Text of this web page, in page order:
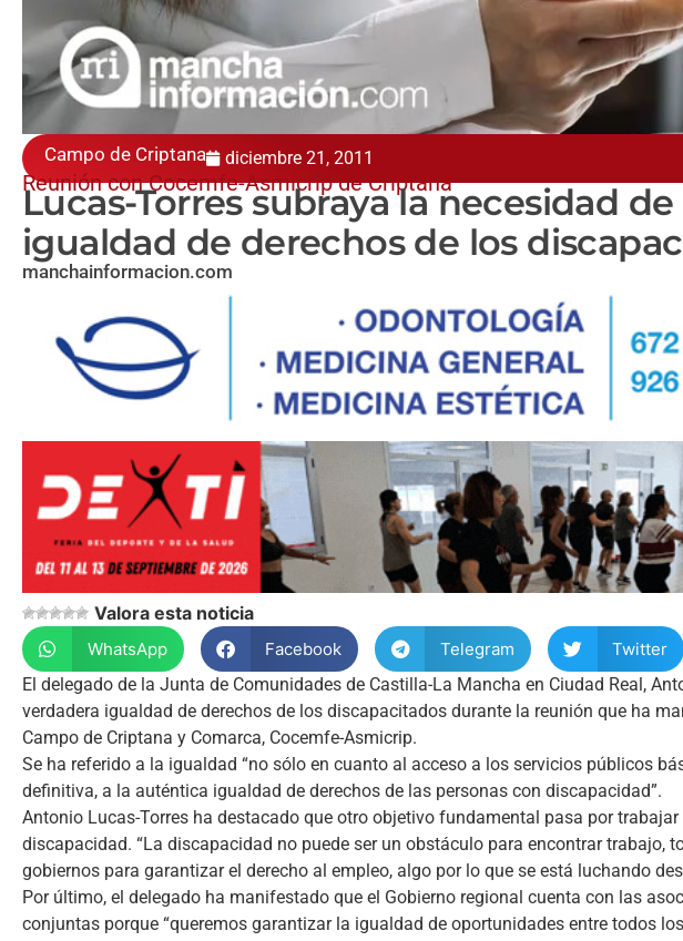
Campo de Criptana diciembre 21, 2011
Reunión con Cocemfe-Asmicrip de Criptana
Lucas-Torres subraya la necesidad
igualdad de derechos de los
manchainformacion.com
Valora esta noticia
WhatsApp Facebook Telegram Twitter
El delegado de la Junta de Comunidades de Castilla-La Mancha en Ciudad Real,
verdadera igualdad de derechos de los discapacitados durante la reunión que ha
Campo de Criptana y Comarca, Cocemfe-Asmicrip.
Se ha referido a la igualdad “no sólo en cuanto al acceso a los servicios públicos
definitiva, a la auténtica igualdad de derechos de las personas con discapacidad”.
Antonio Lucas-Torres ha destacado que otro objetivo fundamental pasa por
discapacidad. “La discapacidad no puede ser un obstáculo para encontrar trabajo,
gobiernos para garantizar el derecho al empleo, algo por lo que se está luchando
Por último, el delegado ha manifestado que el Gobierno regional cuenta con las
conjuntas porque “queremos garantizar la igualdad de oportunidades entre todos